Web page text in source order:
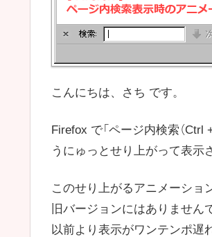
こんにちは、さち です。
Firefox で「ページ内検索（Ctrl
うにゅっとせり上がって表示
このせり上がるアニメーショ
旧バージョンにはありません
以前より表示がワンテンポ遅